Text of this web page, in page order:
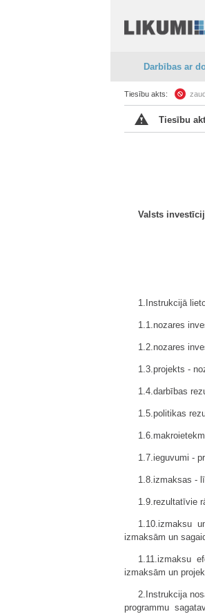
Darbības ar
Tiesību akts:
Tiesību
Valsts
1.Instrukcijā
1.1.nozares
1.2.nozares
1.3.projekts -
1.4.darbības
1.5.politikas
1.7.ieguvumi -
1.8.izmaksas -
1.9.rezultatīvie
1.10.izmaksu
izmaksām un
1.11.izmaksu
izmaksām un
2.Instrukcija
programmu